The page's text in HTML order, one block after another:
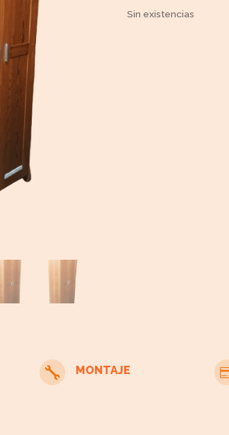
Sin existencias
 MONTAJE